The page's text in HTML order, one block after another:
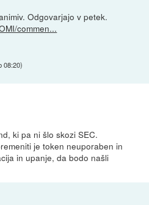
Odgovarjajo v petek.
commen...
08:20)
ki pa ni šlo skozi SEC.
je token neuporaben in
in upanje, da bodo našli